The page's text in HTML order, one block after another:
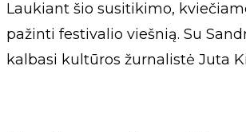
Laukiant šio susitikimo,
pažinti festivalio viešnią. Su
kalbasi kultūros žurnalistė Juta